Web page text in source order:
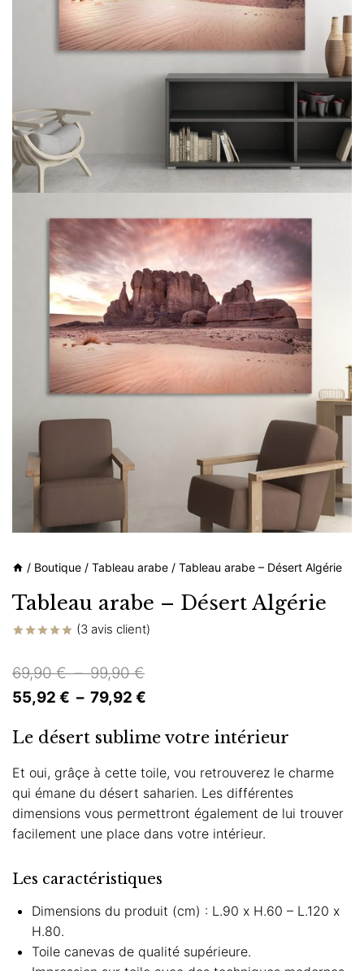
/ Boutique / Tableau arabe / Tableau arabe – Désert Algérie
Tableau arabe – Désert Algérie
sur
notations
client
(3 avis client)
69,90€ – 99,90€Plage
de
69,90 €
à
99,90 €
55,92 € – 79,92 €
prix :
55,92 €
à
79,92 €
Le désert sublime votre intérieur
Et oui, grâçe à cette toile, vou retrouverez le charme
qui émane du désert saharien. Les différentes
dimensions vous permettront également de lui trouver
facilement une place dans votre intérieur.
Les caractéristiques
Dimensions du produit (cm) : L.90 x H.60 – L.120 x
H.80.
Toile canevas de qualité supérieure.